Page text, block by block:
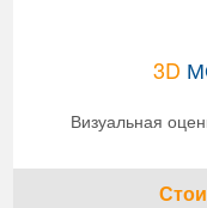
3D
Визуальная